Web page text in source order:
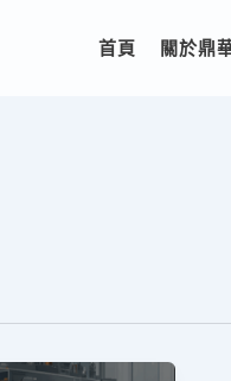
首頁 關於鼎